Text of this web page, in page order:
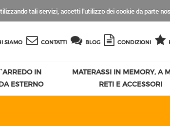
tali servizi, accetti l'utilizzo dei cookie da parte
SIAMO CONTATTI BLOG CONDIZIONI
IN
ESTERNO
MATERASSI IN MEMORY, A
RETI E ACCESSORI